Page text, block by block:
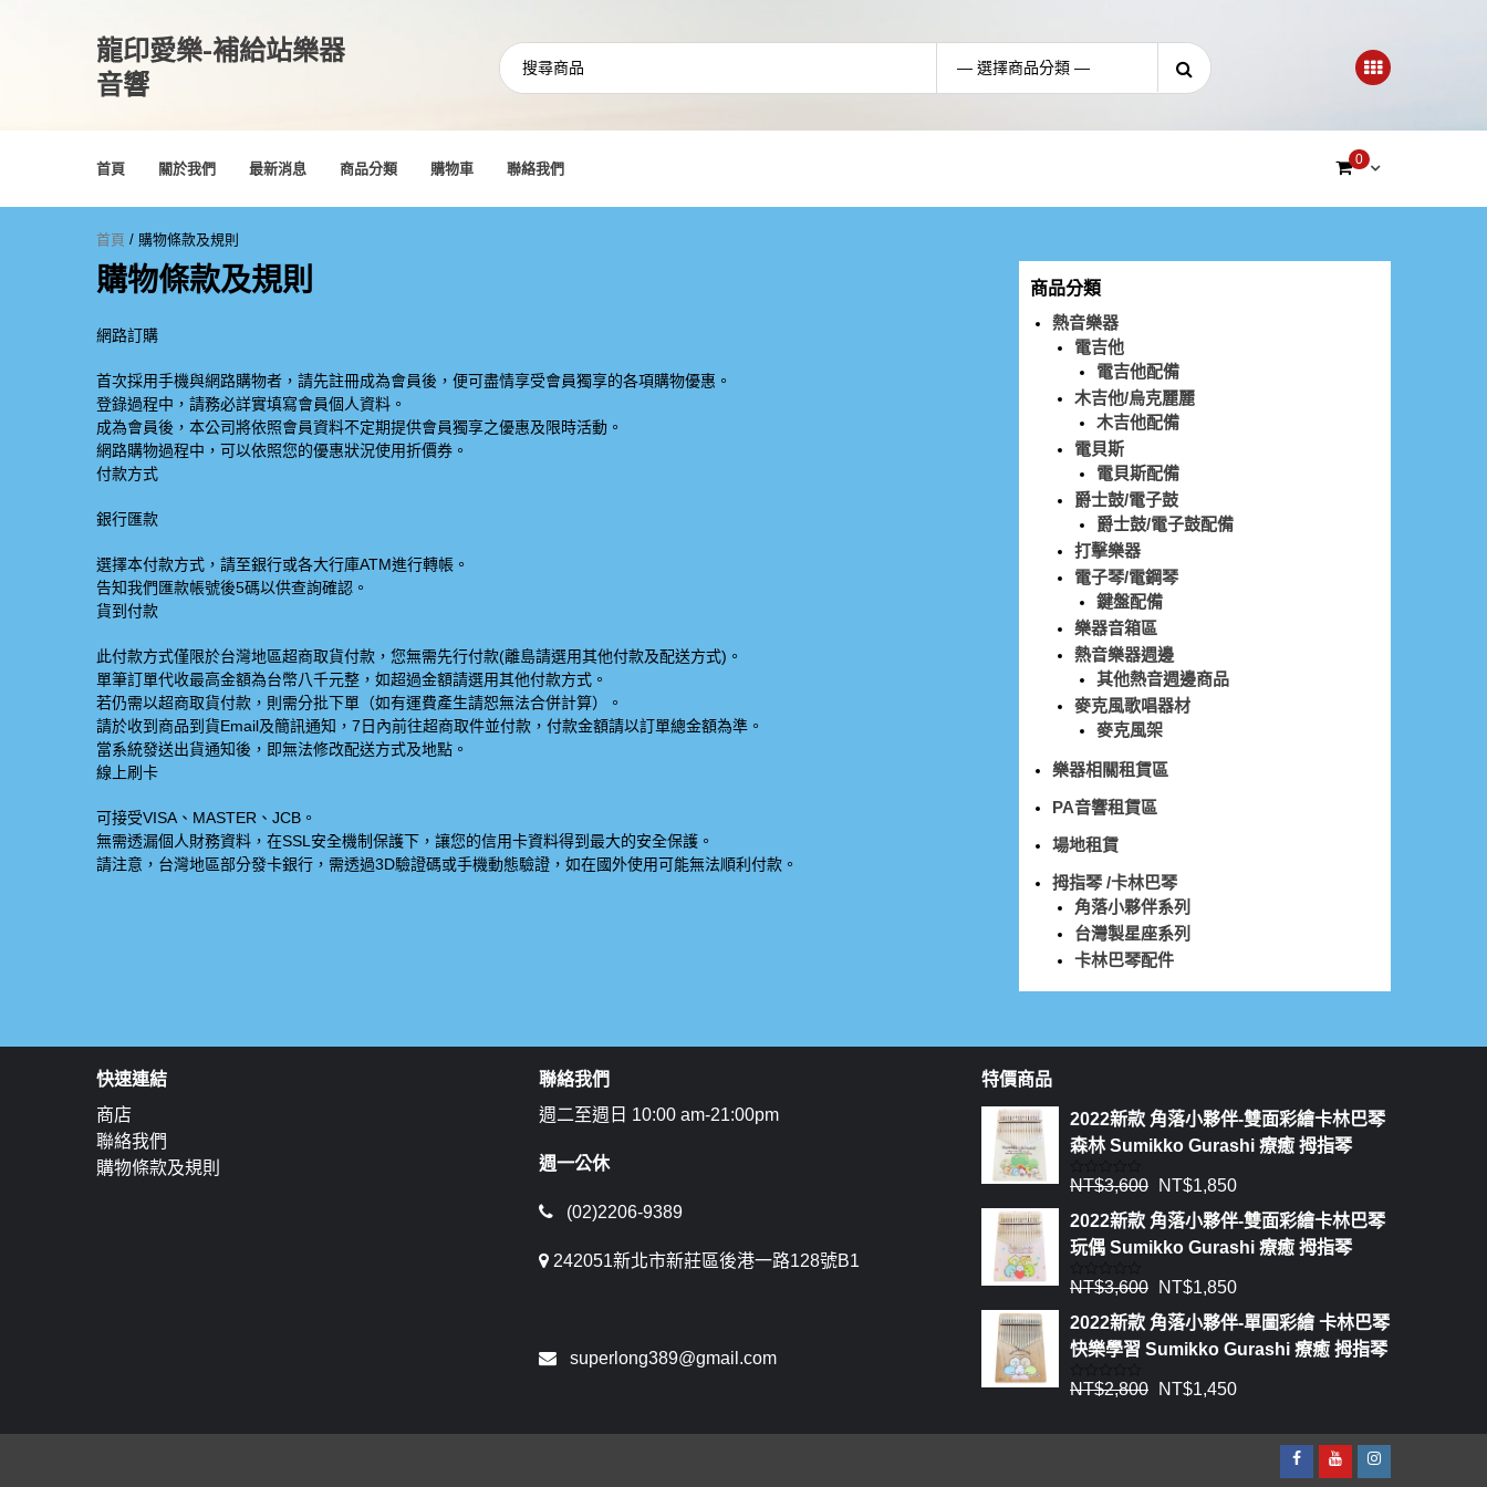
龍印愛樂-補給站樂器
音響
首頁 關於我們 最新消息 商品分類 購物車 聯絡我們
0
首頁 / 購物條款及規則
購物條款及規則
網路訂購
首次採用手機與網路購物者，請先註冊成為會員後，便可盡情享受會員獨享的各項購物優惠。
登錄過程中，請務必詳實填寫會員個人資料。
成為會員後，本公司將依照會員資料不定期提供會員獨享之優惠及限時活動。
網路購物過程中，可以依照您的優惠狀況使用折價券。
付款方式
銀行匯款
選擇本付款方式，請至銀行或各大行庫ATM進行轉帳。
告知我們匯款帳號後5碼以供查詢確認。
貨到付款
此付款方式僅限於台灣地區超商取貨付款，您無需先行付款(離島請選用其他付款及配送方式)。
單筆訂單代收最高金額為台幣八千元整，如超過金額請選用其他付款方式。
若仍需以超商取貨付款，則需分批下單（如有運費產生請恕無法合併計算）。
請於收到商品到貨Email及簡訊通知，7日內前往超商取件並付款，付款金額請以訂單總金額為準。
當系統發送出貨通知後，即無法修改配送方式及地點。
線上刷卡
可接受VISA、MASTER、JCB。
無需透漏個人財務資料，在SSL安全機制保護下，讓您的信用卡資料得到最大的安全保護。
請注意，台灣地區部分發卡銀行，需透過3D驗證碼或手機動態驗證，如在國外使用可能無法順利付款。
商品分類
熱音樂器
電吉他
電吉他配備
木吉他/烏克麗麗
木吉他配備
電貝斯
電貝斯配備
爵士鼓/電子鼓
爵士鼓/電子鼓配備
打擊樂器
電子琴/電鋼琴
鍵盤配備
樂器音箱區
熱音樂器週邊
其他熱音週邊商品
麥克風歌唱器材
麥克風架
樂器相關租賃區
PA音響租賃區
場地租賃
拇指琴 /卡林巴琴
角落小夥伴系列
台灣製星座系列
卡林巴琴配件
快速連結
商店
聯絡我們
購物條款及規則
聯絡我們
週二至週日 10:00 am-21:00pm
週一公休
(02)2206-9389
242051新北市新莊區後港一路128號B1
superlong389@gmail.com
特價商品
2022新款 角落小夥伴-雙面彩繪卡林巴琴
森林 Sumikko Gurashi 療癒 拇指琴
評
0
滿
分
5
NT$3,600 NT$1,850
2022新款 角落小夥伴-雙面彩繪卡林巴琴
玩偶 Sumikko Gurashi 療癒 拇指琴
評
0
滿
分
5
NT$3,600 NT$1,850
2022新款 角落小夥伴-單圖彩繪 卡林巴琴
快樂學習 Sumikko Gurashi 療癒 拇指琴
評
NT$2,800 NT$1,450